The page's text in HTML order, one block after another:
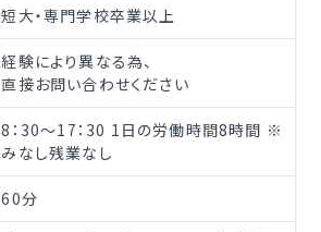
短大・専門学校卒業以上
経験により異なる為、
直接お問い合わせください
8：30～17：30 1日の労働時間8時間 ※
みなし残業なし
60分